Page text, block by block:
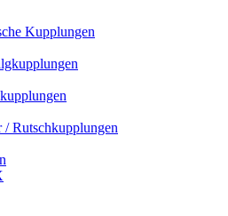
Kupplungen
/ Rutschkupplungen